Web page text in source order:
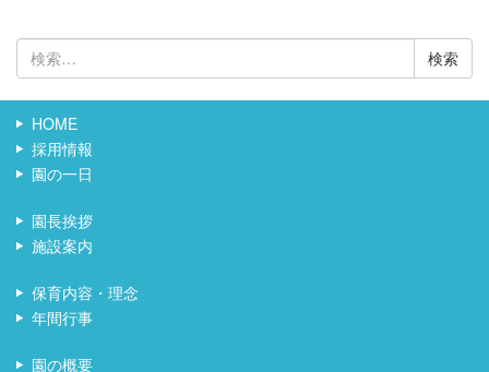
検
索:
HOME
採用情報
園の一日
園長挨拶
施設案内
保育内容・理念
年間行事
園の概要